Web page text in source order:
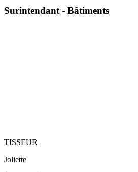
Surintendant - Bâtiments
TISSEUR
Joliette